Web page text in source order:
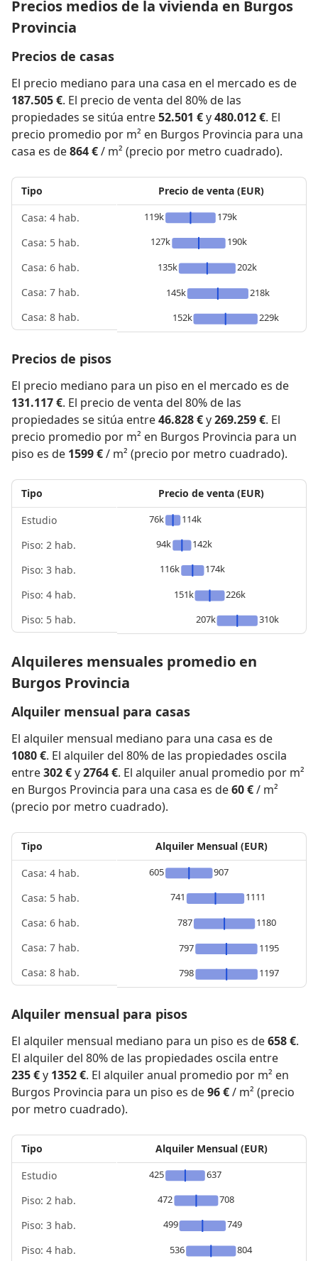
Precios medios de la vivienda en Burgos
Provincia
Precios de casas
El precio mediano para una casa en el mercado es de
187.505 €. El precio de venta del 80% de las
propiedades se sitúa entre52.501 €y480.012 €. El
precio promedio por m² en Burgos Provincia para una
casa es de864 €/ m² (precio por metro cuadrado).
Tipo
Casa: 4 hab.
Casa: 5 hab.
Casa: 6 hab.
Casa: 7 hab.
Casa: 8 hab.
Precio de venta (EUR)
119k
179k
127k
190k
135k
202k
145k
218k
152k
229k
Precios de pisos
El precio mediano para un piso en el mercado es de
131.117 €. El precio de venta del 80% de las
propiedades se sitúa entre46.828 €y269.259 €. El
precio promedio por m² en Burgos Provincia para un
piso es de 1599 €/ m² (precio por metro cuadrado).
Tipo
Estudio
Piso: 2 hab.
Piso: 3 hab.
Piso: 4 hab.
Piso: 5 hab.
Precio de venta (EUR)
76k
114k
94k
142k
116k
174k
151k
226k
207k
310k
Alquileres mensuales promedio en
Burgos Provincia
Alquiler mensual para casas
El alquiler mensual mediano para una casa es de
1080 €. El alquiler del 80% de las propiedades oscila
entre302 €y2764 €. El alquiler anual promedio por m²
en Burgos Provincia para una casa es de60 €/ m²
(precio por metro cuadrado).
Tipo
Casa: 4 hab.
Casa: 5 hab.
Casa: 6 hab.
Casa: 7 hab.
Casa: 8 hab.
Alquiler Mensual (EUR)
605
907
741
1111
787
1180
797
1195
798
1197
Alquiler mensual para pisos
El alquiler mensual mediano para un piso es de658 €.
El alquiler del 80% de las propiedades oscila entre
235 €y 1352 €. El alquiler anual promedio por m² en
Burgos Provincia para un piso es de96 €/ m² (precio
por metro cuadrado).
Tipo
Estudio
Piso: 2 hab.
Piso: 3 hab.
Piso: 4 hab.
Alquiler Mensual (EUR)
425
637
472
708
499
749
536
804